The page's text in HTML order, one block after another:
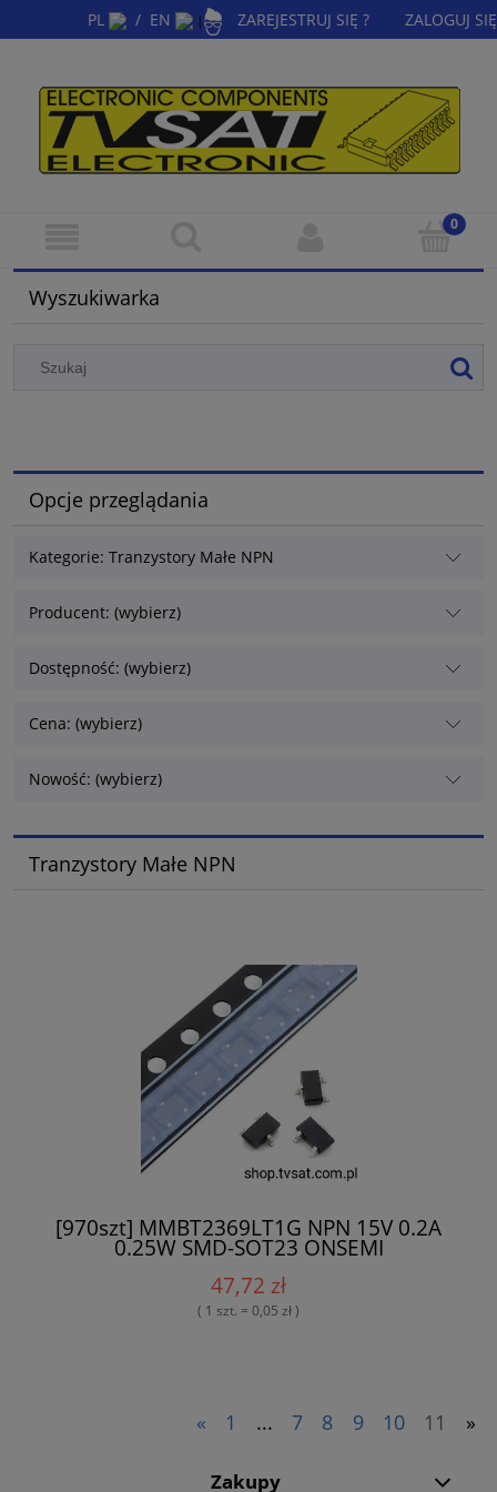
PL / EN | ZAREJESTRUJ SIĘ ? ZALOGUJ SIĘ
Wyszukiwarka
Opcje przeglądania
Kategorie: Tranzystory Małe NPN
Producent: (wybierz)
Dostępność: (wybierz)
Cena: (wybierz)
Nowość: (wybierz)
Tranzystory Małe NPN
[970szt] MMBT2369LT1G NPN 15V 0.2A
0.25W SMD-SOT23 ONSEMI
47,72 zł
( 1 szt. = 0,05 zł )
« 1 ... 7 8 9 10 11 »
Zakupy